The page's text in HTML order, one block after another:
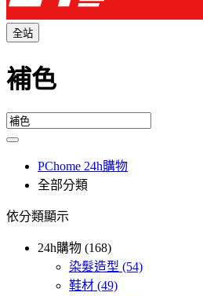
全站
補色
PChome 24h購物
全部分類
依分類顯示
24h購物 (168)
染髮造型 (54)
鞋材 (49)